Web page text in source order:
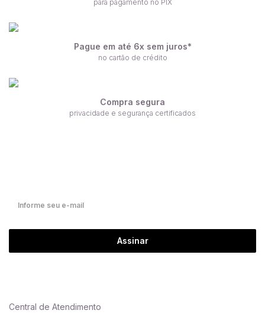
para pagamento no PIX
Pague em até 6x sem juros*
no cartão de crédito
Compra segura
privacidade e segurança certificados
Assinar
Central de Atendimento